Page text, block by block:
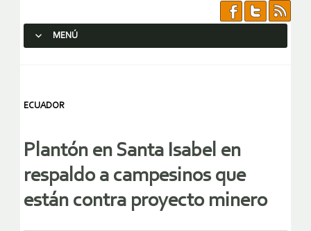
MENÚ
ECUADOR
Plantón en Santa Isabel en
respaldo a campesinos que
están contra proyecto minero